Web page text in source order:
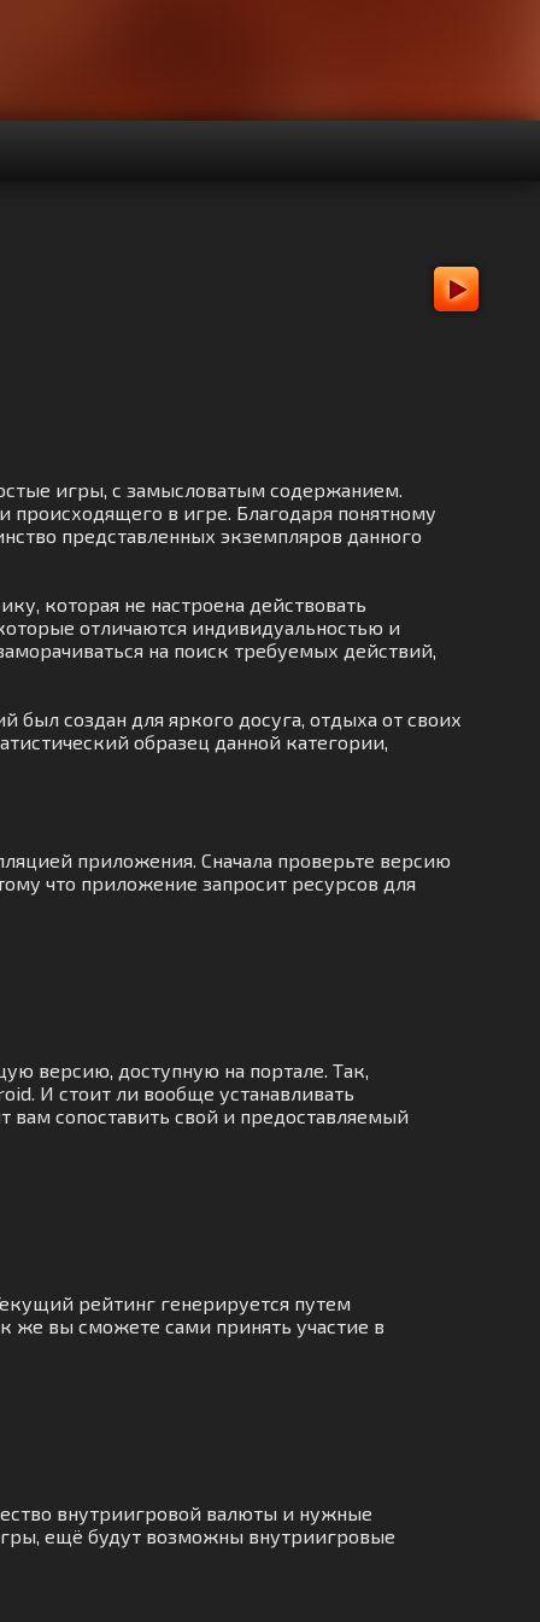
игры, с замысловатым содержанием.
в игре. Благодаря понятному
представленных экземпляров данного
которая не настроена действовать
отличаются индивидуальностью и
на поиск требуемых действий,
создан для яркого досуга, отдыха от своих
образец данной категории,
приложения. Сначала проверьте версию
что приложение запросит ресурсов для
версию, доступную на портале. Так,
И стоит ли вообще устанавливать
вам сопоставить свой и предоставляемый
рейтинг генерируется путем
же вы сможете сами принять участие в
внутриигровой валюты и нужные
ещё будут возможны внутриигровые